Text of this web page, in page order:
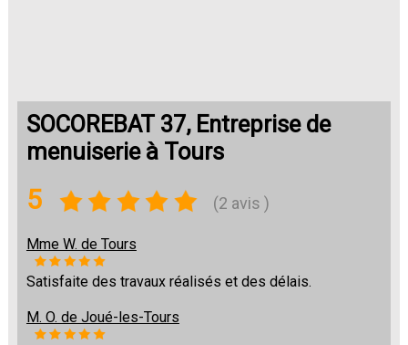
SOCOREBAT 37, Entreprise de
menuiserie à Tours
5 (2 avis )
Mme W. de Tours
Satisfaite des travaux réalisés et des délais.
M. O. de Joué-les-Tours